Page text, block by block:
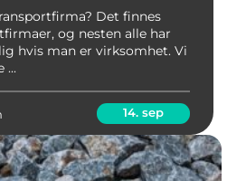
Det finnes
og nesten alle har
hvis man er virksomhet. Vi
...
14. sep